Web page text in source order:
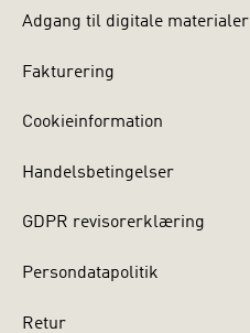
Adgang til digitale materialer
Fakturering
Cookieinformation
Handelsbetingelser
GDPR revisorerklæring
Persondatapolitik
Retur